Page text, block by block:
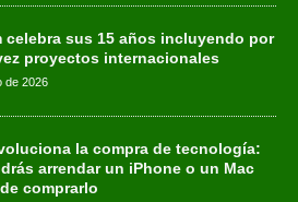
celebra sus 15 años incluyendo por
proyectos internacionales
de 2026
la compra de tecnología:
arrendar un iPhone o un Mac
comprarlo